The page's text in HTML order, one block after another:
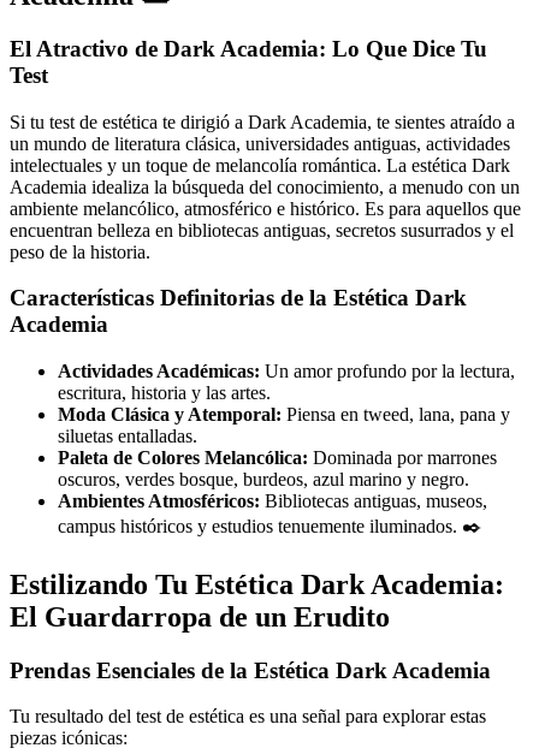
El Atractivo de Dark Academia: Lo Que Dice Tu
Test
Si tu test de estética te dirigió a Dark Academia, te sientes atraído a
un mundo de literatura clásica, universidades antiguas, actividades
intelectuales y un toque de melancolía romántica. La estética Dark
Academia idealiza la búsqueda del conocimiento, a menudo con un
ambiente melancólico, atmosférico e histórico. Es para aquellos que
encuentran belleza en bibliotecas antiguas, secretos susurrados y el
peso de la historia.
Características Definitorias de la Estética Dark
Academia
Actividades Académicas: Un amor profundo por la lectura,
escritura, historia y las artes.
Moda Clásica y Atemporal: Piensa en tweed, lana, pana y
siluetas entalladas.
Paleta de Colores Melancólica: Dominada por marrones
oscuros, verdes bosque, burdeos, azul marino y negro.
Ambientes Atmosféricos: Bibliotecas antiguas, museos,
campus históricos y estudios tenuemente iluminados. ✒️
Estilizando Tu Estética Dark Academia:
El Guardarropa de un Erudito
Prendas Esenciales de la Estética Dark Academia
Tu resultado del test de estética es una señal para explorar estas
piezas icónicas: